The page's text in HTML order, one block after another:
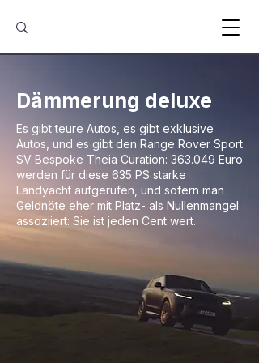
Dämmerung deluxe
Es gibt teure Autos, es gibt exklusive
Autos, und es gibt den Range Rover Sport
SV Bespoke Theia Curation: 363.049 Euro
werden für diese 635 PS starke
Landyacht aufgerufen, und sofern man
Geldnöte eher mit Platz- als Nullenmangel
assoziiert: Sie ist jeden Cent wert.